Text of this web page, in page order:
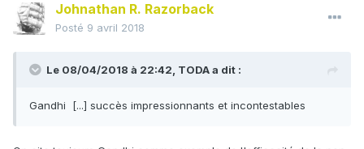
Johnathan R. Razorback
Posté 9 avril 2018
Le 08/04/2018 à 22:42, TODAa dit :
Gandhi [...] succès impressionnants et incontestables